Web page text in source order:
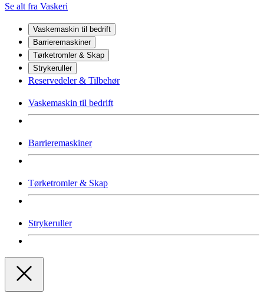
Se alt fra Vaskeri
Vaskemaskin til bedrift
Barrieremaskiner
Tørketromler & Skap
Strykeruller
Reservedeler & Tilbehør
Vaskemaskin til bedrift
Barrieremaskiner
Tørketromler & Skap
Strykeruller